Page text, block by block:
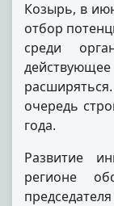
Козырь, в
отбор
среди
очередь
года.
Развитие
регионе